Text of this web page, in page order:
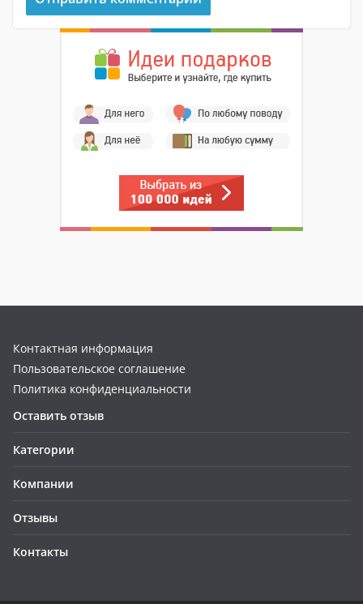
Контактная информация
Пользовательское соглашение
Политика конфиденциальности
Оставить отзыв
Категории
Компании
Отзывы
Контакты